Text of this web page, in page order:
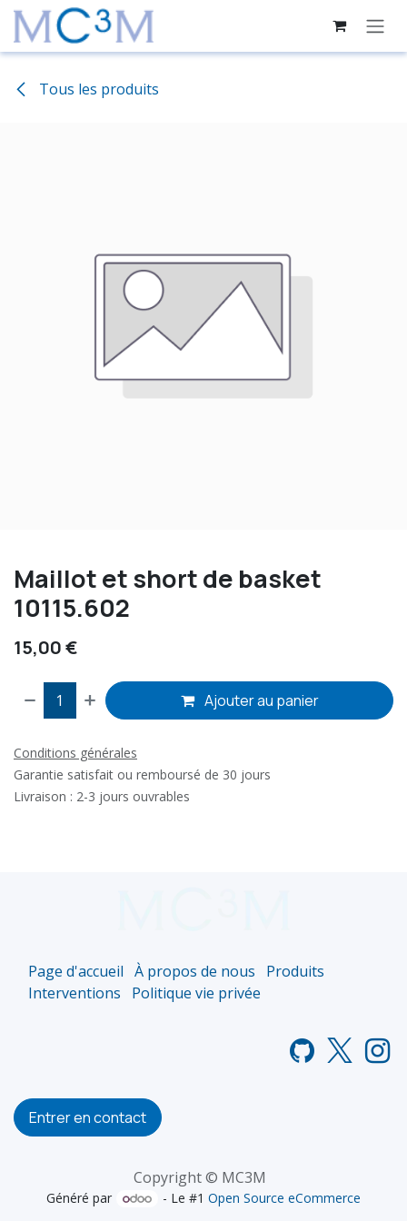
Se rendre au contenu
Tous les produits
Maillot et short de basket
10115.602
15,00€
Ajouter au panier
Conditions générales
Garantie satisfait ou remboursé de 30 jours
Livraison : 2-3 jours ouvrables
Page d'accueil À propos de nous
Produits
Interventions
Politique vie privée
Entrer en contact
Copyright © MC3M
Généré par - Le #1Open Source eCommerce